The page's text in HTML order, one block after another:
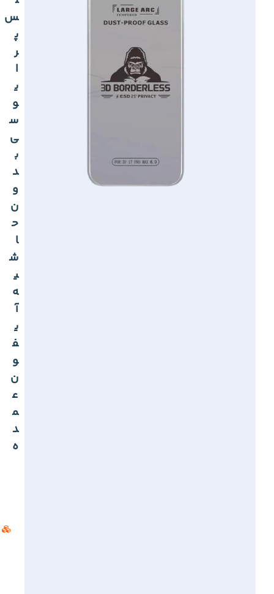
س
پ
ر
ا
ی
و
س
ی
ب
د
و
ن
ح
ا
ش
ی
ه
آ
ی
ف
و
ن
ع
م
د
ه